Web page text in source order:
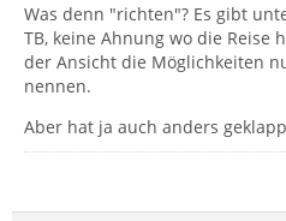
Was denn "richten"? Es gibt
TB, keine Ahnung wo die Reise
der Ansicht die Möglichkeiten
nennen.
Aber hat ja auch anders